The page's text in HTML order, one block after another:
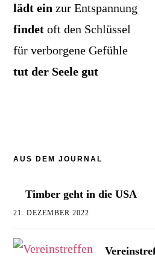
lädt ein zur Entspannung
findet oft den Schlüssel
für verborgene Gefühle
tut der Seele gut
AUS DEM JOURNAL
Timber geht in die USA
21. DEZEMBER 2022